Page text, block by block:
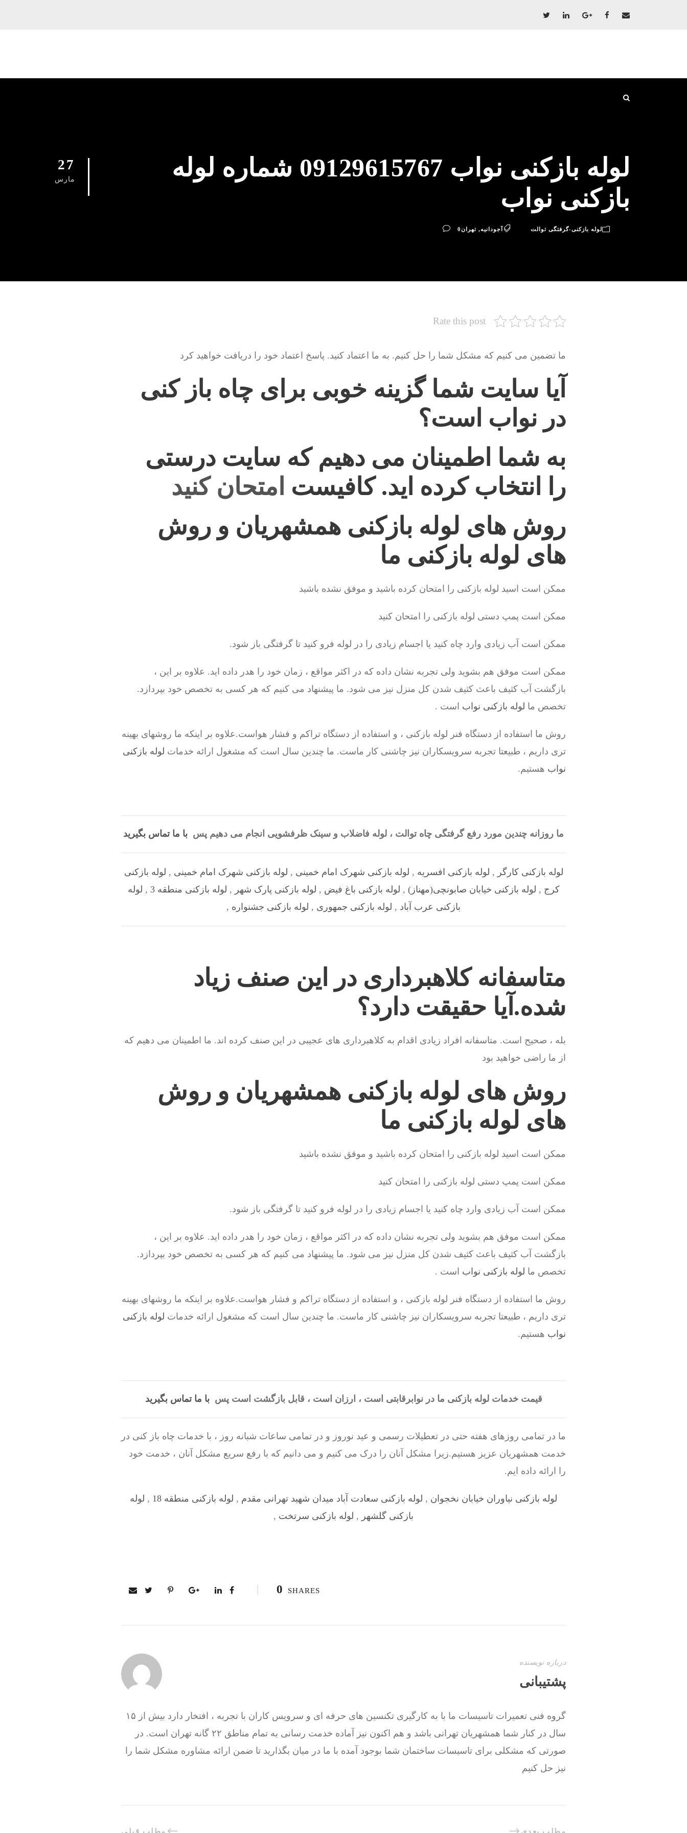
27
مارس
لوله بازکنی نواب 09129615767 شماره لوله
بازکنی نواب
لوله بازکنی-گرفتگی توالت آجودانیه, تهران0
Rate this post
ما تضمین می کنیم که مشکل شما را حل کنیم. به ما اعتماد کنید. پاسخ اعتماد خود را دریافت خواهید کرد
آیا سایت شما گزینه خوبی برای چاه باز کنی
در نواب است؟
به شما اطمینان می دهیم که سایت درستی
را انتخاب کرده اید. کافیست امتحان کنید
روش های لوله بازکنی همشهریان و روش
های لوله بازکنی ما
ممکن است اسید لوله بازکنی را امتحان کرده باشید و موفق نشده باشید
ممکن است پمپ دستی لوله بازکنی را امتحان کنید
ممکن است آب زیادی وارد چاه کنید یا اجسام زیادی را در لوله فرو کنید تا گرفتگی باز شود.
ممکن است موفق هم بشوید ولی تجربه نشان داده که در اکثر مواقع ، زمان خود را هدر داده اید. علاوه بر این ،
بازگشت آب کثیف باعث کثیف شدن کل منزل نیز می شود. ما پیشنهاد می کنیم که هر کسی به تخصص خود بپردازد.
تخصص ما لوله بازکنی نواب است .
روش ما استفاده از دستگاه فنر لوله بازکنی ، و استفاده از دستگاه تراکم و فشار هواست.علاوه بر اینکه ما روشهای بهینه
تری داریم ، طبیعتا تجربه سرویسکاران نیز چاشنی کار ماست. ما چندین سال است که مشغول ارائه خدمات لوله بازکنی
نواب هستیم.
ما روزانه چندین مورد رفع گرفتگی چاه توالت ، لوله فاضلاب و سینک ظرفشویی انجام می دهیم پس با ما تماس بگیرید
لوله بازکنی کارگر , لوله بازکنی افسریه , لوله بازکنی شهرک امام خمینی , لوله بازکنی شهرک امام خمینی , لوله بازکنی
کرج , لوله بازکنی خیابان صابونچی(مهناز) , لوله بازکنی باغ فیض , لوله بازکنی پارک شهر , لوله بازکنی منطقه 3 , لوله
بازکنی عرب‌ آباد , لوله بازکنی جمهوری , لوله بازکنی جشنواره ,
متاسفانه کلاهبرداری در این صنف زیاد
شده.آیا حقیقت دارد؟
بله ، صحیح است. متاسفانه افراد زیادی اقدام به کلاهبرداری های عجیبی در این صنف کرده اند. ما اطمینان می دهیم که
از ما راضی خواهید بود
روش های لوله بازکنی همشهریان و روش
های لوله بازکنی ما
ممکن است اسید لوله بازکنی را امتحان کرده باشید و موفق نشده باشید
ممکن است پمپ دستی لوله بازکنی را امتحان کنید
ممکن است آب زیادی وارد چاه کنید یا اجسام زیادی را در لوله فرو کنید تا گرفتگی باز شود.
ممکن است موفق هم بشوید ولی تجربه نشان داده که در اکثر مواقع ، زمان خود را هدر داده اید. علاوه بر این ،
بازگشت آب کثیف باعث کثیف شدن کل منزل نیز می شود. ما پیشنهاد می کنیم که هر کسی به تخصص خود بپردازد.
تخصص ما لوله بازکنی نواب است .
روش ما استفاده از دستگاه فنر لوله بازکنی ، و استفاده از دستگاه تراکم و فشار هواست.علاوه بر اینکه ما روشهای بهینه
تری داریم ، طبیعتا تجربه سرویسکاران نیز چاشنی کار ماست. ما چندین سال است که مشغول ارائه خدمات لوله بازکنی
نواب هستیم.
قیمت خدمات لوله بازکنی ما در نوابرقابتی است ، ارزان است ، قابل بازگشت است پسبا ما تماس بگیرید
ما در تمامی روزهای هفته حتی در تعطیلات رسمی و عید نوروز و در تمامی ساعات شبانه روز ، با خدمات چاه باز کنی در
خدمت همشهریان عزیز هستیم.زیرا مشکل آنان را درک می کنیم و می دانیم که با رفع سریع مشکل آنان ، خدمت خود
را ارائه داده ایم.
لوله بازکنی نیاوران خیابان نخجوان , لوله بازکنی سعادت آباد میدان شهید تهرانی مقدم , لوله بازکنی منطقه 18 , لوله
بازکنی گلشهر , لوله بازکنی سرتخت ,
0 SHARES
درباره نویسنده
پشتیبانی
گروه فنی تعمیرات تاسیسات ما با به‌ کارگیری تکنسین های حرفه ای و سرویس کاران با تجربه ، افتخار دارد بیش از ۱۵
سال در کنار شما همشهریان تهرانی باشد و هم اکنون نیز آماده خدمت رسانی به تمام مناطق ۲۲ گانه تهران است. در
صورتی که مشکلی برای تاسیسات ساختمان شما بوجود آمده با ما در میان بگذارید تا ضمن ارائه مشاوره مشکل شما را
نیز حل کنیم